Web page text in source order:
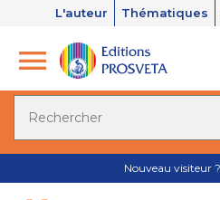
L'auteur Thématiques
Nouveau visiteur